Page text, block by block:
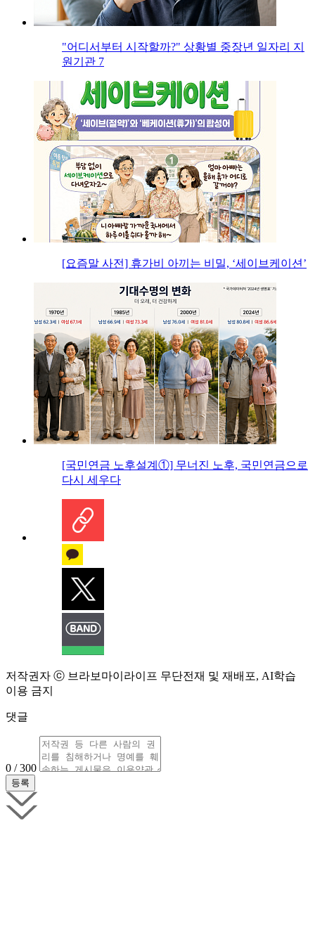
"어디서부터 시작할까?" 상황별 중장년 일자리 지
원기관 7
[요즘말 사전] 휴가비 아끼는 비밀, ‘세이브케이션’
[국민연금 노후설계①] 무너진 노후, 국민연금으로
다시 세우다
저작권자 ⓒ 브라보마이라이프 무단전재 및 재배포, AI학습
이용 금지
댓글
0 / 300